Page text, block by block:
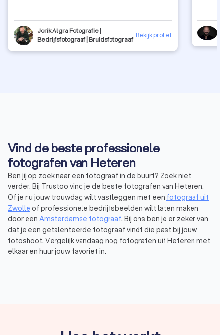
Jorik Algra Fotografie |
Bedrijfsfotograaf | Bruidsfotograaf
Bekijk profiel
Vind de beste professionele
fotografen van Heteren
Ben jij op zoek naar een fotograaf in de buurt? Zoek niet
verder. Bij Trustoo vind je de beste fotografen van Heteren.
Of je nu jouw trouwdag wilt vastleggen met een fotograaf uit
Zwolle of professionele bedrijfsbeelden wilt laten maken
door een Amsterdamse fotograaf. Bij ons ben je er zeker van
dat je een getalenteerde fotograaf vindt die past bij jouw
fotoshoot. Vergelijk vandaag nog fotografen uit Heteren met
elkaar en huur jouw favoriet in.
moet je denken aan een fotocamera, studiolampen, statieven